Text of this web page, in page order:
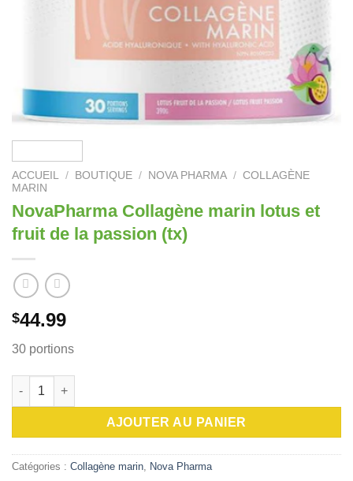
ACCUEIL / BOUTIQUE / NOVA PHARMA / COLLAGÈNE
MARIN
NovaPharma Collagène marin lotus et
fruit de la passion (tx)
$44.99
30 portions
quantité de NovaPharma Collagène marin lotus et fruit de la
AJOUTER AU PANIER
Catégories : Collagène marin Nova Pharma